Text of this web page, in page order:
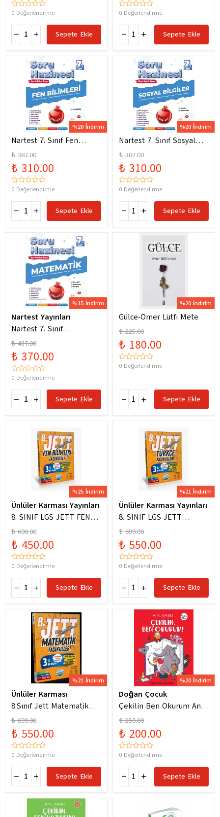
0 Değerlendirme
Sepete Ekle
0 Değerlendirme
Sepete Ekle
%20 İndirim
Nartest 7. Sınıf Fen
Bilimleri Soru Hazinesi
Yeni Maarif Modele
Uygun
₺ 387.00
₺ 310.00
0 Değerlendirme
Sepete Ekle
%20 İndirim
Nartest 7. Sınıf Sosyal
Bilgiler Soru Hazinesi
Yeni Maarif Modele
Uygun
₺ 387.00
₺ 310.00
0 Değerlendirme
Sepete Ekle
%15 İndirim
Nartest Yayınları
Nartest 7. Sınıf
Matematik Soru Hazinesi
₺ 437.00
₺ 370.00
0 Değerlendirme
Sepete Ekle
%20 İndirim
Gülce-Ömer Lütfi Mete
₺ 225.00
₺ 180.00
0 Değerlendirme
Sepete Ekle
%25 İndirim
Ünlüler Karması Yayınları
8. SINIF LGS JETT FEN
BİLİMLERİ FASİKÜLLERİ
₺ 600.00
₺ 450.00
0 Değerlendirme
Sepete Ekle
%21 İndirim
Ünlüler Karması Yayınları
8. SINIF LGS JETT
TÜRKÇE FASİKÜLLERİ
₺ 699.00
₺ 550.00
0 Değerlendirme
Sepete Ekle
%21 İndirim
Ünlüler Karması
8.Sınıf Jett Matematik
Fasiküller Soru Bankası /
Kolektif / Ünlüler
Karması / 9786256529786
₺ 699.00
₺ 550.00
0 Değerlendirme
Sepete Ekle
%20 İndirim
Doğan Çocuk
Çekilin Ben Okurum Anıl
Basılı Eğlenceli
Hikayeler
₺ 250.00
₺ 200.00
0 Değerlendirme
Sepete Ekle